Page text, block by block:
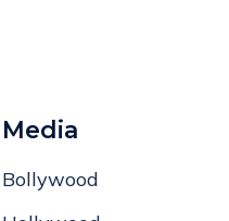
Media
Bollywood